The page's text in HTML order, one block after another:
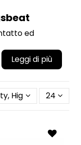
ed
nella
e Lavanda,
Highest first
24